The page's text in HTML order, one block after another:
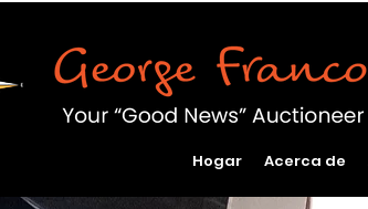
Hogar Acerca de